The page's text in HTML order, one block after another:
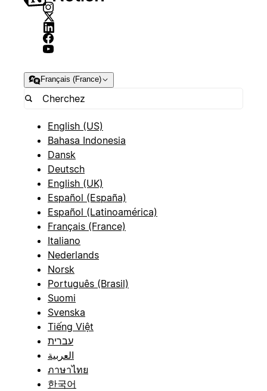
Français (France)
English (US)
Bahasa Indonesia
Dansk
Deutsch
English (UK)
Español (España)
Español (Latinoamérica)
Français (France)
Italiano
Nederlands
Norsk
Português (Brasil)
Suomi
Svenska
Tiếng Việt
עברית
العربية
ภาษาไทย
한국어